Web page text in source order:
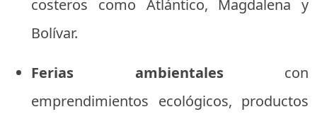
costeros como Atlántico, Magdalena y
Bolívar.
Ferias ambientalescon
emprendimientos ecológicos, productos